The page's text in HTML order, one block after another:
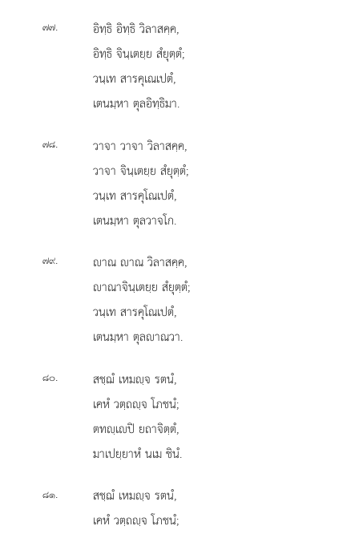
๗๗. อิทฺธิ อิทฺธิ วิลาสคฺค,
อิทฺธิ จินฺเตยฺย สํยุตฺตํ;
วนฺเท สารคุเณเปตํ,
เตนมฺหา ตุลอิทฺธิมา.
๗๘.
วาจา วาจา วิลาสคฺค,
วาจา จินฺเตยฺย สํยุตฺตํ;
วนฺเท สารคุโณเปตํ,
เตนมฺหา ตุลวาจโก.
๗๙. าณ าณ วิลาสคฺค,
าณาจินฺเตยฺย สํยุตฺตํ;
วนฺเท สารคุโณเปตํ,
เตนมฺหา ตุลาณวา.
๘๐.
สชฺฌํ เหมฺจ รตนํ,
เคหํ วตฺถฺจ โภชนํ;
ตทฺเปิ ยถาจิตฺตํ,
มาเปยฺยาหํ นเม ชินํ.
๘๑.
สชฺฌํ เหมฺจ รตนํ,
เคหํ วตฺถฺจ โภชนํ;